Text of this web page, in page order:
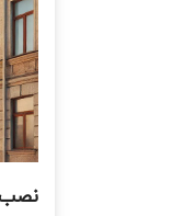
نصب